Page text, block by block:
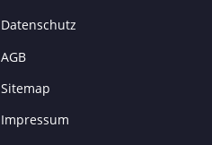
Datenschutz
AGB
Sitemap
Impressum